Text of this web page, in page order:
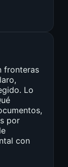
fronteras
Lo
por
con